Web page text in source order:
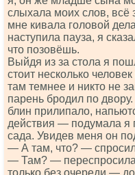
слыхала моих слов, всё
мне кивала головой
наступила пауза, я
что позовёшь.
Выйдя из за стола я
стоит несколько
там темнее и никто не
парень бродил по
блин прилипало,
действия — подумала я
сада. Увидев меня он
— А там, что? —
— Там? — переспросила
только без очереди —